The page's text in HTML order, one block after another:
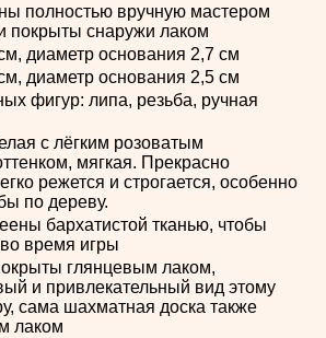
полностью вручную мастером
покрыты снаружи лаком
диаметр основания 2,7 см
диаметр основания 2,5 см
фигур: липа, резьба, ручная
с лёгким розоватым
мягкая. Прекрасно
режется и строгается, особенно
по дереву.
бархатистой тканью, чтобы
время игры
глянцевым лаком,
и привлекательный вид этому
сама шахматная доска также
лаком